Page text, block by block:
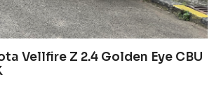
Vellfire Z 2.4 Golden Eye CBU